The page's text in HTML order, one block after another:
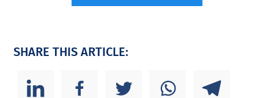
SHARE THIS ARTICLE: